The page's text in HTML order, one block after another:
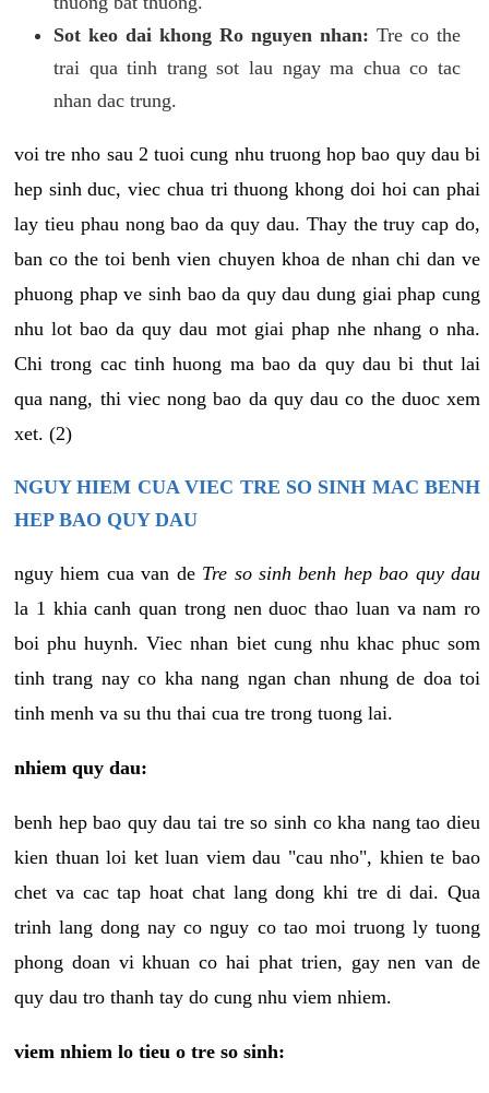
Sot keo dai khong Ro nguyen nhan: Tre co the
trai qua tinh trang sot lau ngay ma chua co tac
nhan dac trung.
voi tre nho sau 2 tuoi cung nhu truong hop bao quy dau bi
hep sinh duc, viec chua tri thuong khong doi hoi can phai
lay tieu phau nong bao da quy dau. Thay the truy cap do,
ban co the toi benh vien chuyen khoa de nhan chi dan ve
phuong phap ve sinh bao da quy dau dung giai phap cung
nhu lot bao da quy dau mot giai phap nhe nhang o nha.
Chi trong cac tinh huong ma bao da quy dau bi thut lai
qua nang, thi viec nong bao da quy dau co the duoc xem
xet. (2)
NGUY HIEM CUA VIEC TRE SO SINH MAC BENH
HEP BAO QUY DAU
nguy hiem cua van de Tre so sinh benh hep bao quy dau
la 1 khia canh quan trong nen duoc thao luan va nam ro
boi phu huynh. Viec nhan biet cung nhu khac phuc som
tinh trang nay co kha nang ngan chan nhung de doa toi
tinh menh va su thu thai cua tre trong tuong lai.
nhiem quy dau:
benh hep bao quy dau tai tre so sinh co kha nang tao dieu
kien thuan loi ket luan viem dau "cau nho", khien te bao
chet va cac tap hoat chat lang dong khi tre di dai. Qua
trinh lang dong nay co nguy co tao moi truong ly tuong
phong doan vi khuan co hai phat trien, gay nen van de
quy dau tro thanh tay do cung nhu viem nhiem.
viem nhiem lo tieu o tre so sinh: